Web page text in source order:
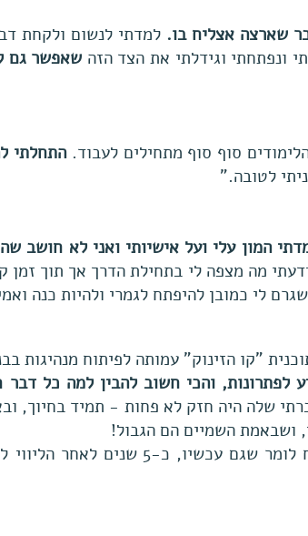
שארצה אצליח בו. למדתי לנשום ולקחת
ונפתחתי וגידלתי את הצד הזה שאפשר גם
סוף סוף מתחילים לעבוד.התחלתי
לטובה."
המון עלי ועל אישיותי ואני לא חושב
מה מצפה לי בתחילת הדרך אך תוך זמן
לי כמובן להיפתח לגמרי ולהיות כנה
"קו הזינוק" עמותה לפיתוח מנהיגות
לפתרונות, והכי חשוב להבין למה כל
שלה היה חזק לא פחות - תמיד בחיוך,
השמיים הם הגבול!
היום אני בצה"ל בקורס קצינים ושמח